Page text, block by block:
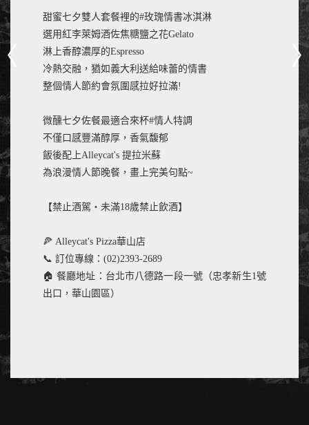
甜蜜七夕雙人套餐裡的#玫瑰情書冰淇淋
選用紅李萊姆酒佐焦糖鹽之花Gelato
淋上香醇濃厚的Espresso
冷熱交融，猶如義大利送給味蕾的情書
整個情人節約會氛圍感拉好拉滿!
微醺七夕佐餐最適合來杯#情人特調
不僅口感豐滿醇厚，香氣馥郁
飯後配上Alleycat's 提拉米蘇
為浪漫情人節晚餐，畫上完美句點~
【禁止酒駕‧未滿18歲禁止飲酒】
🍕 Alleycat's Pizza華山店
📞 訂位專線：(02)2393-2689
🏠 餐廳地址：台北市八德路一段一號（忠孝新生1號
出口，華山園區）